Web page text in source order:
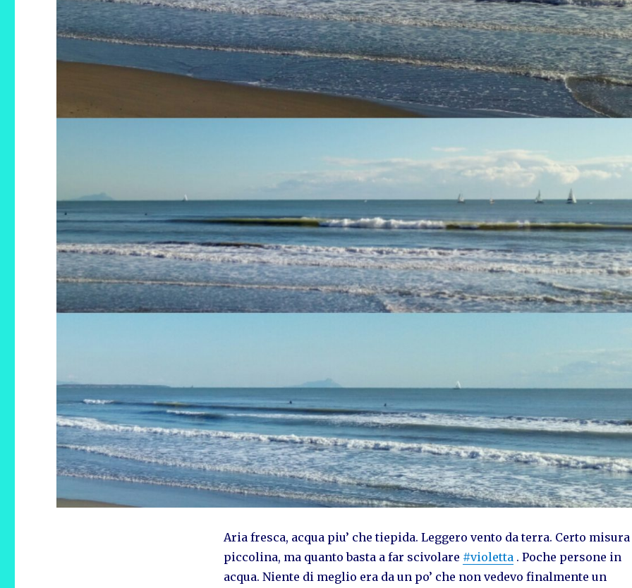
Aria fresca, acqua piu’ che tiepida. Leggero vento da terra. Certo misura
piccolina, ma quanto basta a far scivolare #violetta . Poche persone in
acqua. Niente di meglio era da un po’ che non vedevo finalmente un